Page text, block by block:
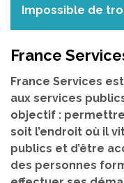
Impossible de
France
France Services
aux services
objectif :
soit l’endroit où il
publics et d’être
des personnes